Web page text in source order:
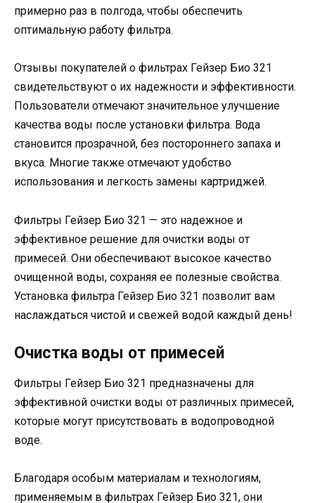
примерно раз в полгода, чтобы обеспечить
оптимальную работу фильтра.
Отзывы покупателей о фильтрах Гейзер Био 321
свидетельствуют о их надежности и эффективности.
Пользователи отмечают значительное улучшение
качества воды после установки фильтра. Вода
становится прозрачной, без постороннего запаха и
вкуса. Многие также отмечают удобство
использования и легкость замены картриджей.
Фильтры Гейзер Био 321 — это надежное и
эффективное решение для очистки воды от
примесей. Они обеспечивают высокое качество
очищенной воды, сохраняя ее полезные свойства.
Установка фильтра Гейзер Био 321 позволит вам
наслаждаться чистой и свежей водой каждый день!
Очистка воды от примесей
Фильтры Гейзер Био 321 предназначены для
эффективной очистки воды от различных примесей,
которые могут присутствовать в водопроводной
воде.
Благодаря особым материалам и технологиям,
применяемым в фильтрах Гейзер Био 321, они